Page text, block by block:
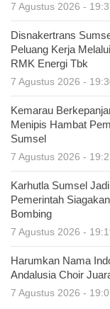
7 Agustus 2026 -
Disnakertrans
Peluang Kerja
RMK Energi Tbk
7 Agustus 2026 -
Kemarau
Menipis Hambat
Sumsel
7 Agustus 2026 -
Karhutla Sumsel
Pemerintah
Bombing
7 Agustus 2026 -
Harumkan Nama
Andalusia Choir
7 Agustus 2026 -